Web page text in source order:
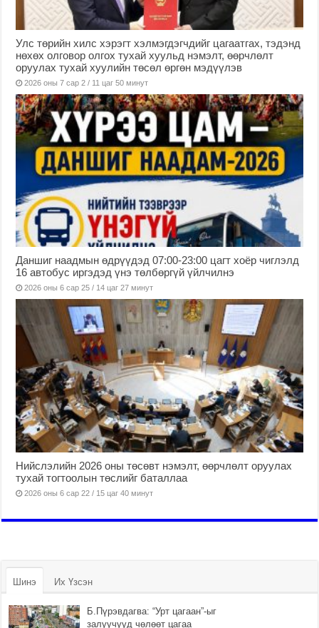
Улс төрийн хилс хэрэгт хэлмэгдэгчдийг цагаатгах, тэдэнд
нөхөх олговор олгох тухай хуульд нэмэлт, өөрчлөлт
оруулах тухай хуулийн төсөл өргөн мэдүүлэв
2026 оны 7 сар 2 / 11 цаг 50 минут
Даншиг наадмын өдрүүдэд 07:00-23:00 цагт хоёр чиглэлд
16 автобус иргэдэд үнэ төлбөргүй үйлчилнэ
2026 оны 6 сар 25 / 14 цаг 27 минут
Нийслэлийн 2026 оны төсөвт нэмэлт, өөрчлөлт оруулах
тухай тогтоолын төслийг баталлаа
2026 оны 6 сар 22 / 15 цаг 40 минут
Шинэ Их Үзсэн
Б.Пүрэвдагва: “Урт цагаан”-ыг
залуучууд чөлөөт цагаа